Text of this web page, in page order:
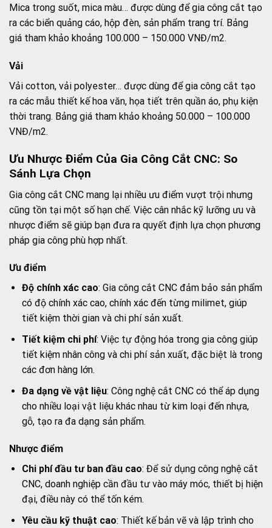
Mica trong suốt, mica màu… được dùng để gia công cắt tạo
ra các biển quảng cáo, hộp đèn, sản phẩm trang trí. Bảng
giá tham khảo khoảng 100.000 – 150.000 VNĐ/m2.
Vải
Vải cotton, vải polyester… được dùng để gia công cắt tạo
ra các mẫu thiết kế hoa văn, họa tiết trên quần áo, phụ kiện
thời trang. Bảng giá tham khảo khoảng 50.000 – 100.000
VNĐ/m2.
Ưu Nhược Điểm Của Gia Công Cắt CNC: So
Sánh Lựa Chọn
Gia công cắt CNC mang lại nhiều ưu điểm vượt trội nhưng
cũng tồn tại một số hạn chế. Việc cân nhắc kỹ lưỡng ưu và
nhược điểm sẽ giúp bạn đưa ra quyết định lựa chọn phương
pháp gia công phù hợp nhất.
Ưu điểm
Độ chính xác cao: Gia công cắt CNC đảm bảo sản phẩm
có độ chính xác cao, chính xác đến từng milimet, giúp
tiết kiệm thời gian và chi phí sản xuất.
Tiết kiệm chi phí: Việc tự động hóa trong gia công giúp
tiết kiệm nhân công và chi phí sản xuất, đặc biệt là trong
các đơn hàng lớn.
Đa dạng về vật liệu: Công nghệ cắt CNC có thể áp dụng
cho nhiều loại vật liệu khác nhau từ kim loại đến nhựa,
gỗ, tạo ra đa dạng sản phẩm.
Nhược điểm
Chi phí đầu tư ban đầu cao: Để sử dụng công nghệ cắt
CNC, doanh nghiệp cần đầu tư vào máy móc, thiết bị hiện
đại, điều này có thể tốn kém.
Yêu cầu kỹ thuật cao: Thiết kế bản vẽ và lập trình cho